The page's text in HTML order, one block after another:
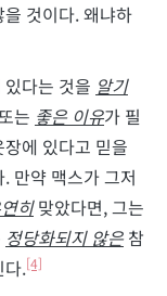
것이다. 왜냐하
다는 것을 알기
는 좋은 이유가 필
에 있다고 믿을
만약 맥스가 그저
히맞았다면, 그는
정당화되지 않은참
다.[4]